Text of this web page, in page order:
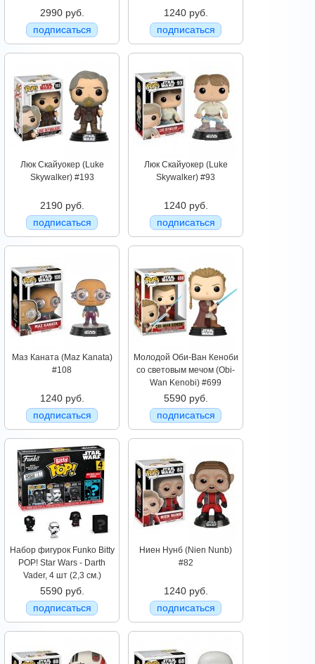
2990 руб.
подписаться
1240 руб.
подписаться
Люк Скайуокер (Luke
Skywalker) #193
2190 руб.
подписаться
Люк Скайуокер (Luke
Skywalker) #93
1240 руб.
подписаться
Маз Каната (Maz Kanata)
#108
1240 руб.
подписаться
Молодой Оби-Ван Кеноби
со световым мечом (Obi-
Wan Kenobi) #699
5590 руб.
подписаться
Набор фигурок Funko Bitty
POP! Star Wars - Darth
Vader, 4 шт (2,3 см.)
5590 руб.
подписаться
Ниен Нунб (Nien Nunb)
#82
1240 руб.
подписаться